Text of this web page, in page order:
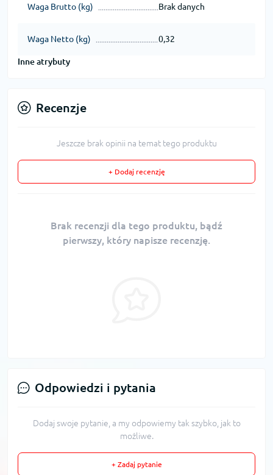
Waga Brutto (kg) Brak danych
Waga Netto (kg) 0,32
Inne atrybuty
Recenzje
Jeszcze brak opinii na temat tego produktu
+ Dodaj recenzję
Brak recenzji dla tego produktu, bądź
pierwszy, który napisze recenzję.
Odpowiedzi i pytania
Dodaj swoje pytanie, a my odpowiemy tak szybko, jak to
możliwe.
+ Zadaj pytanie